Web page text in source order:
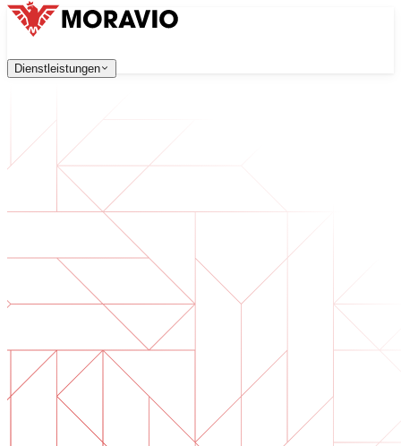
Dienstleistungen
Softwareentwicklung
Webanwendungen, die skalierbar, sicher und
Digitale Transformation
Digitalisieren Sie Ihr Unternehmen. Bereiten Sie sich auf
KI-Softwareentwicklung
Maßgeschneiderte KI-Tools, integriert in Ihre Prozesse.
Produktentwicklung
Von der Idee zum fertigen Produkt — Design,
Technische Due Diligence
Qualitätsbewertung und Risikoidentifikation in Ihrer
Software-Support
Alle Dienstleistungen→
English
Kontaktieren Sie uns